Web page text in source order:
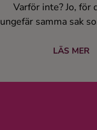
Varför inte? Jo, för
ungefär samma sak
champagne. Låt oss
världens mest
hur tillverkar man
LÄS MER